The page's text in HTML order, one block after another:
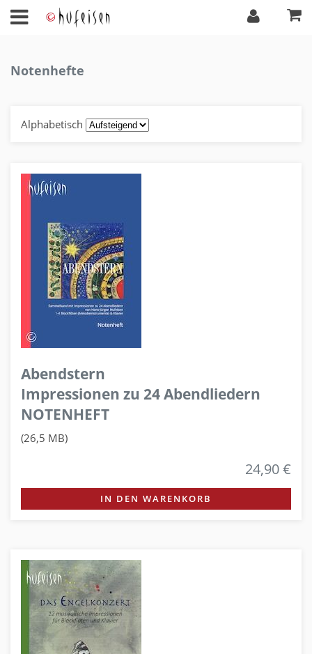
Notenhefte
Alphabetisch
Abendstern
Impressionen zu 24 Abendliedern
NOTENHEFT
(26,5 MB)
24,90 €
IN DEN WARENKORB